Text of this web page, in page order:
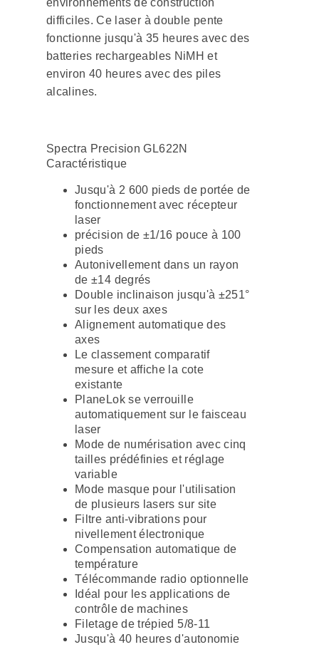
environnements de construction
difficiles. Ce laser à double pente
fonctionne jusqu'à 35 heures avec des
batteries rechargeables NiMH et
environ 40 heures avec des piles
alcalines.
Spectra Precision GL622N
Caractéristique
Jusqu'à 2 600 pieds de portée de
fonctionnement avec récepteur
laser
précision de ±1/16 pouce à 100
pieds
Autonivellement dans un rayon
de ±14 degrés
Double inclinaison jusqu'à ±251°
sur les deux axes
Alignement automatique des
axes
Le classement comparatif
mesure et affiche la cote
existante
PlaneLok se verrouille
automatiquement sur le faisceau
laser
Mode de numérisation avec cinq
tailles prédéfinies et réglage
variable
Mode masque pour l'utilisation
de plusieurs lasers sur site
Filtre anti-vibrations pour
nivellement électronique
Compensation automatique de
température
Télécommande radio optionnelle
Idéal pour les applications de
contrôle de machines
Filetage de trépied 5/8-11
Jusqu'à 40 heures d'autonomie